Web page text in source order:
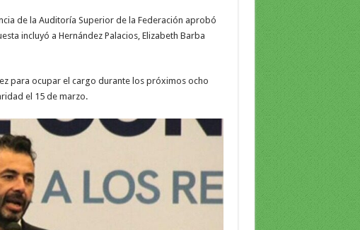
de la Auditoría Superior de la Federación aprobó
incluyó a Hernández Palacios, Elizabeth Barba
para ocupar el cargo durante los próximos ocho
el 15 de marzo.